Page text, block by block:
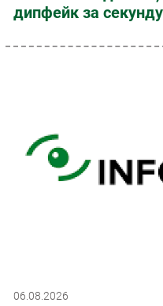
дипфейк за секунду
06.08.2026